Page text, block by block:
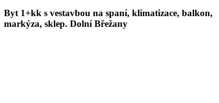
Byt 1+kk s vestavbou na spaní, klimatizace, balkon,
markýza, sklep. Dolní Břežany